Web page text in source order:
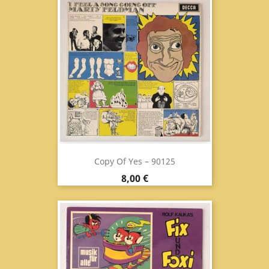
Copy Of Yes ‎– 90125
Prix
8,00 €